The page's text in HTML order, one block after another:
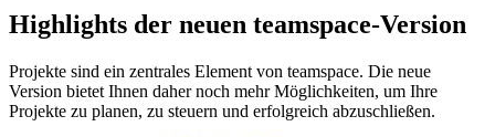
Highlights der neuen teamspace-Version
Projekte sind ein zentrales Element von teamspace. Die neue
Version bietet Ihnen daher noch mehr Möglichkeiten, um Ihre
Projekte zu planen, zu steuern und erfolgreich abzuschließen.